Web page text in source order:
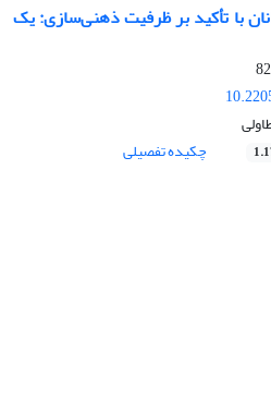
با تأکید بر ظرفیت ذهنی‌سازی: یک
چکیده تفصیلی